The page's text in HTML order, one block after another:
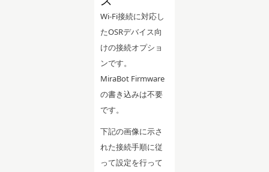
Wi-Fi接続に対応し
たOSRデバイス向
けの接続オプショ
ンです。
MiraBot Firmware
の書き込みは不要
です。
下記の画像に示さ
れた接続手順に従
って設定を行って